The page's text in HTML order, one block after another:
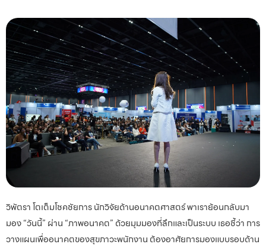
วิพัตรา โตเต็มโชคชัยการ นักวิจัยด้านอนาคตศาสตร์ พาเราย้อนกลับมา
มอง “วันนี้” ผ่าน “ภาพอนาคต” ด้วยมุมมองที่ลึกและเป็นระบบ เธอชี้ว่า การ
วางแผนเพื่ออนาคตของสุขภาวะพนักงาน ต้องอาศัยการมองแบบรอบด้าน